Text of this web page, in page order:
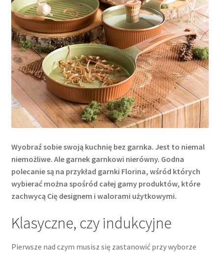
Wyobraź sobie swoją kuchnię bez garnka. Jest to niemal
niemożliwe. Ale garnek garnkowi nierówny. Godna
polecanie są na przykład garnki Florina, wśród których
wybierać można spośród całej gamy produktów, które
zachwycą Cię designem i walorami użytkowymi.
Klasyczne, czy indukcyjne
Pierwsze nad czym musisz się zastanowić przy wyborze